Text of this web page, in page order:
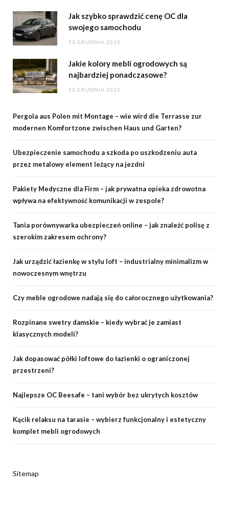
Jak szybko sprawdzić cenę OC dla
swojego samochodu
23 GRUDNIA 2025
Jakie kolory mebli ogrodowych są
najbardziej ponadczasowe?
22 GRUDNIA 2025
Pergola aus Polen mit Montage – wie wird die Terrasse zur
modernen Komfortzone zwischen Haus und Garten?
Ubezpieczenie samochodu a szkoda po uszkodzeniu auta
przez metalowy element leżący na jezdni
Pakiety Medyczne dla Firm – jak prywatna opieka zdrowotna
wpływa na efektywność komunikacji w zespole?
Tania porównywarka ubezpieczeń online – jak znaleźć polisę z
szerokim zakresem ochrony?
Jak urządzić łazienkę w stylu loft – industrialny minimalizm w
nowoczesnym wnętrzu
Czy meble ogrodowe nadają się do całorocznego użytkowania?
Rozpinane swetry damskie – kiedy wybrać je zamiast
klasycznych modeli?
Jak dopasować półki loftowe do łazienki o ograniczonej
przestrzeni?
Najlepsze OC Beesafe – tani wybór bez ukrytych kosztów
Kącik relaksu na tarasie – wybierz funkcjonalny i estetyczny
komplet mebli ogrodowych
Sitemap